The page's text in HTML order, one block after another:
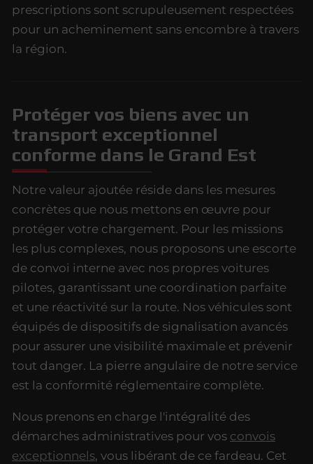
prescriptions sont scrupuleusement respectées
pour un acheminement sans encombre à travers
la région.
Protéger vos biens avec un
transport exceptionnel
conforme dans le Grand Est
Notre valeur ajoutée réside dans les mesures
concrètes que nous mettons en œuvre pour
protéger votre chargement. Pour les missions
les plus complexes, nous proposons une escorte
de convoi interne avec nos propres voitures
pilotes, garantissant une coordination parfaite
et une réactivité sur la route. Nos véhicules sont
équipés de dispositifs de signalisation avancés
pour assurer une visibilité maximale et prévenir
tout danger. La pierre angulaire de notre service
est la conformité réglementaire complète.
Nous prenons en charge l'intégralité des
démarches administratives pour vos convois
exceptionnels, vous libérant de ce fardeau. Cet